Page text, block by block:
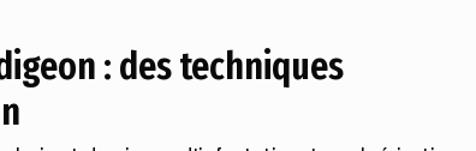
: des techniques